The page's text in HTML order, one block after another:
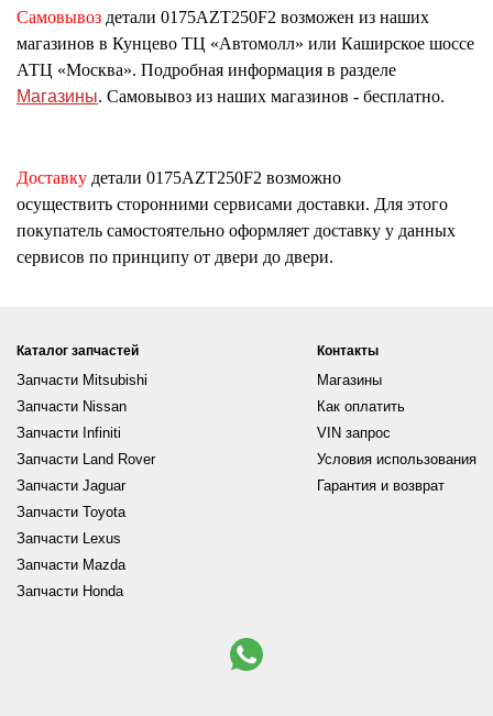
Самовывоз детали 0175AZT250F2 возможен из наших
магазинов в Кунцево ТЦ «Автомолл» или Каширское шоссе
АТЦ «Москва». Подробная информация в разделе
Магазины. Самовывоз из наших магазинов - бесплатно.
Доставку детали 0175AZT250F2 возможно
осуществить сторонними сервисами доставки. Для этого
покупатель самостоятельно оформляет доставку у данных
сервисов по принципу от двери до двери.
Каталог запчастей
Запчасти Mitsubishi
Запчасти Nissan
Запчасти Infiniti
Запчасти Land Rover
Запчасти Jaguar
Запчасти Toyota
Запчасти Lexus
Запчасти Mazda
Запчасти Honda
Контакты
Магазины
Как оплатить
VIN запрос
Условия использования
Гарантия и возврат